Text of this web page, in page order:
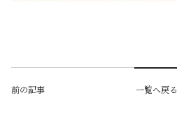
前の記事 一覧へ戻る